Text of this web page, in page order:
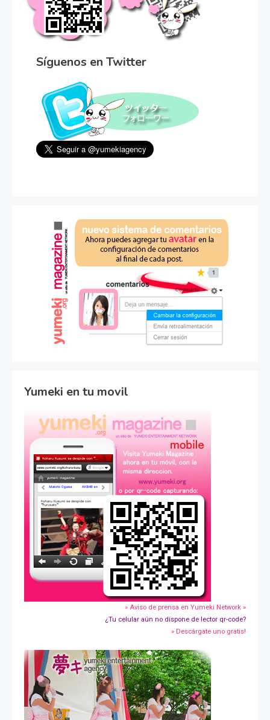
Síguenos en Twitter
Yumeki en tu movil
» Aviso de prensa en Yumeki Network »
¿Tu celular aún no dispone de lector qr-code?
» Descárgate uno gratis!